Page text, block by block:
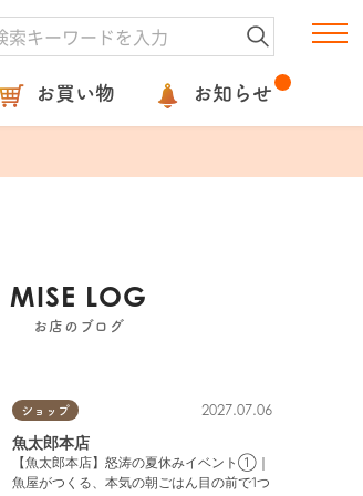
お買い物 お知らせ
MISE LOG
お店のブログ
ショップ 2027.07.06
魚太郎本店
【魚太郎本店】怒涛の夏休みイベント①｜
魚屋がつくる、本気の朝ごはん目の前で1つ